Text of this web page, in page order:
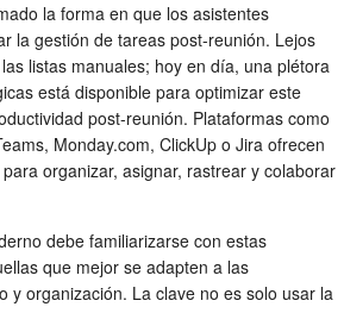
la forma en que los asistentes
la gestión de tareas post-reunión. Lejos
listas manuales; hoy en día, una plétora
está disponible para optimizar este
post-reunión. Plataformas como
Monday.com, ClickUp o Jira ofrecen
organizar, asignar, rastrear y colaborar
debe familiarizarse con estas
que mejor se adapten a las
y organización. La clave no es solo usar la